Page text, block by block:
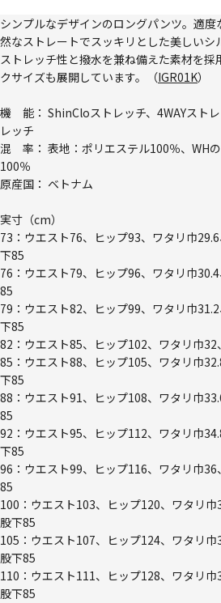
シンプルなデザインのロングパンツ。適
然なストレートでスッキリとした美しいシ
ストレッチ性と撥水を兼ね備えた素材を
クサイズも展開しています。（IGR01K）
機 能： ShinCloストレッチ、4WAYスト
レッチ
混 率： 表地：ポリエステル100％、WH
100％
原産国： ベトナム
実寸（cm）
73：ウエスト76、ヒップ93、ワタリ巾
下85
76：ウエスト79、ヒップ96、ワタリ巾
85
79：ウエスト82、ヒップ99、ワタリ巾
下85
82：ウエスト85、ヒップ102、ワタリ巾
85：ウエスト88、ヒップ105、ワタリ巾
下85
88：ウエスト91、ヒップ108、ワタリ巾
85
92：ウエスト95、ヒップ112、ワタリ巾
下85
96：ウエスト99、ヒップ116、ワタリ巾
85
100：ウエスト103、ヒップ120、ワタリ巾
股下85
105：ウエスト107、ヒップ124、ワタリ巾
股下85
110：ウエスト111、ヒップ128、ワタリ巾
股下85